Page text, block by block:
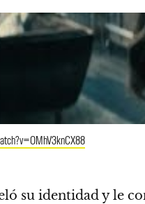
su identidad y le